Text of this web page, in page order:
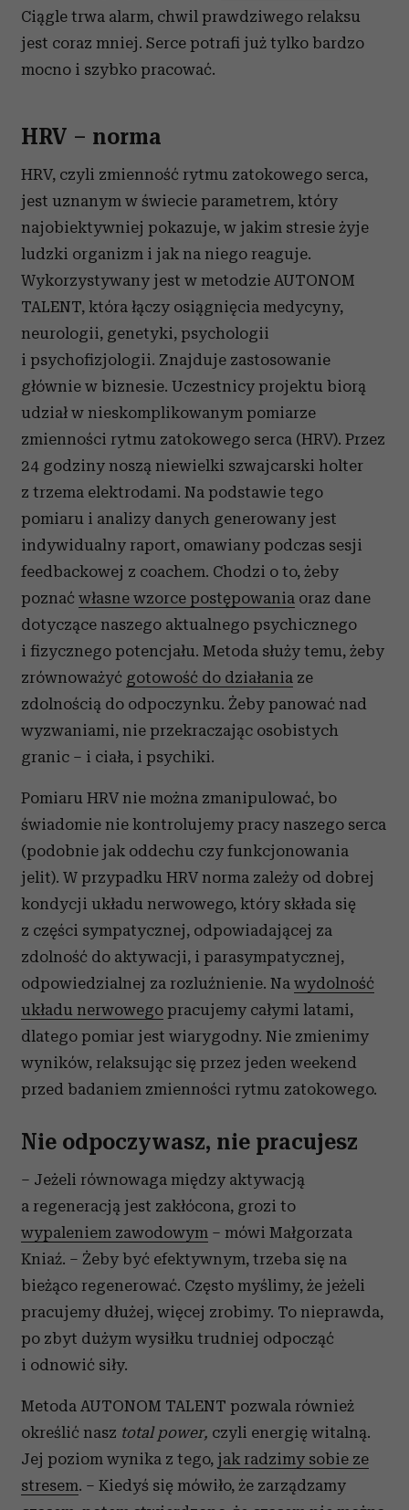
Ciągle trwa alarm, chwil prawdziwego relaksu
jest coraz mniej. Serce potrafi już tylko bardzo
mocno i szybko pracować.
HRV – norma
HRV, czyli zmienność rytmu zatokowego serca,
jest uznanym w świecie parametrem, który
najobiektywniej pokazuje, w jakim stresie żyje
ludzki organizm i jak na niego reaguje.
Wykorzystywany jest w metodzie AUTONOM
TALENT, która łączy osiągnięcia medycyny,
neurologii, genetyki, psychologii
i psychofizjologii. Znajduje zastosowanie
głównie w biznesie. Uczestnicy projektu biorą
udział w nieskomplikowanym pomiarze
zmienności rytmu zatokowego serca (HRV). Przez
24 godziny noszą niewielki szwajcarski holter
z trzema elektrodami. Na podstawie tego
pomiaru i analizy danych generowany jest
indywidualny raport, omawiany podczas sesji
feedbackowej z coachem. Chodzi o to, żeby
poznać własne wzorce postępowania oraz dane
dotyczące naszego aktualnego psychicznego
i fizycznego potencjału. Metoda służy temu, żeby
zrównoważyć gotowość do działania ze
zdolnością do odpoczynku. Żeby panować nad
wyzwaniami, nie przekraczając osobistych
granic – i ciała, i psychiki.
Pomiaru HRV nie można zmanipulować, bo
świadomie nie kontrolujemy pracy naszego serca
(podobnie jak oddechu czy funkcjonowania
jelit). W przypadku HRV norma zależy od dobrej
kondycji układu nerwowego, który składa się
z części sympatycznej, odpowiadającej za
zdolność do aktywacji, i parasympatycznej,
odpowiedzialnej za rozluźnienie. Na wydolność
układu nerwowego pracujemy całymi latami,
dlatego pomiar jest wiarygodny. Nie zmienimy
wyników, relaksując się przez jeden weekend
przed badaniem zmienności rytmu zatokowego.
Nie odpoczywasz, nie pracujesz
– Jeżeli równowaga między aktywacją
a regeneracją jest zakłócona, grozi to
wypaleniem zawodowym – mówi Małgorzata
Kniaź. – Żeby być efektywnym, trzeba się na
bieżąco regenerować. Często myślimy, że jeżeli
pracujemy dłużej, więcej zrobimy. To nieprawda,
po zbyt dużym wysiłku trudniej odpocząć
i odnowić siły.
Metoda AUTONOM TALENT pozwala również
określić nasz total power, czyli energię witalną.
Jej poziom wynika z tego, jak radzimy sobie ze
stresem. – Kiedyś się mówiło, że zarządzamy